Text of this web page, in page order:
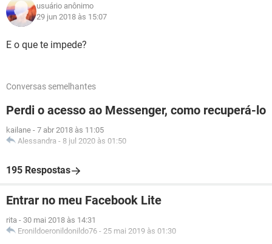
usuário anônimo
29 jun 2018 às 15:07
E o que te impede?
Conversas semelhantes
Perdi o acesso ao Messenger, como recuperá-lo
kailane - 7 abr 2018 às 11:05
Alessandra - 8 jul 2020 às 01:50
195 Respostas
Entrar no meu Facebook Lite
rita - 30 mai 2018 às 14:31
Eronildoeronildonildo76 - 25 mai 2019 às 01:30